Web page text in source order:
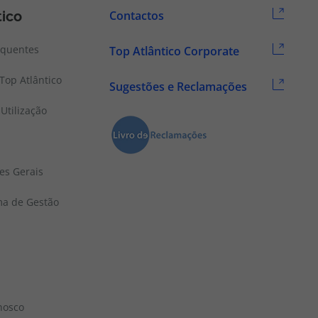
Atlântico
Gerais
de Gestão
Contactos
Top Atlântico Corporate
Sugestões e Reclamações